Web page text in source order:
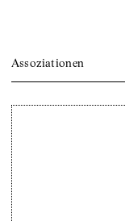
Assoziationen